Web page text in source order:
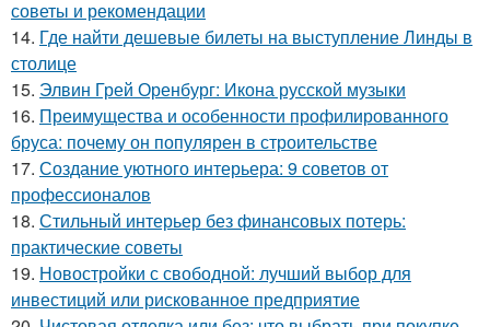
советы и рекомендации
14. Где найти дешевые билеты на выступление Линды в
столице
15. Элвин Грей Оренбург: Икона русской музыки
16. Преимущества и особенности профилированного
бруса: почему он популярен в строительстве
17. Создание уютного интерьера: 9 советов от
профессионалов
18. Стильный интерьер без финансовых потерь:
практические советы
19. Новостройки с свободной: лучший выбор для
инвестиций или рискованное предприятие